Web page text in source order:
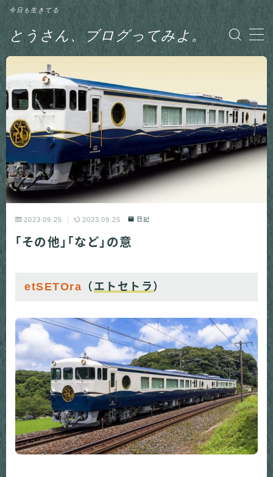
とうさん、ブログってみよ。
今日も生きてる
MENU
グルメ
日記
釣り
2023.09.25 2023.09.25 日記
「その他」「など」の意
etSETOra （ エトセトラ ）